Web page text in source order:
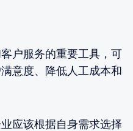
户服务的重要工具，可
意度、降低人工成本和
应该根据自身需求选择